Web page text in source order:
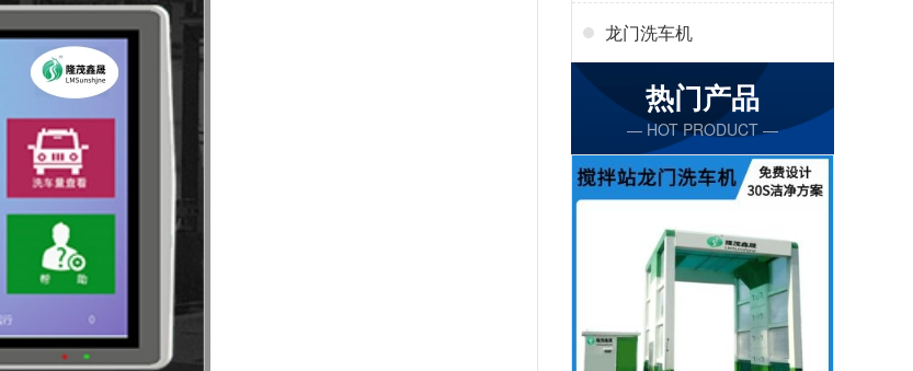
龙门洗车机
热门产品
— HOT PRODUCT —